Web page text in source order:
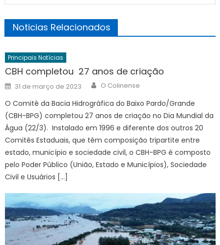
Noticias Relacionados
Principais Notícias
CBH completou 27 anos de criação
Posted
on
31 de março de 2023 Author
O Colinense
O Comitê da Bacia Hidrográfica do Baixo Pardo/Grande
(CBH-BPG) completou 27 anos de criação no Dia Mundial da
Água (22/3). Instalado em 1996 e diferente dos outros 20
Comitês Estaduais, que têm composição tripartite entre
estado, município e sociedade civil, o CBH-BPG é composto
pelo Poder Público (União, Estado e Municípios), Sociedade
Civil e Usuários […]